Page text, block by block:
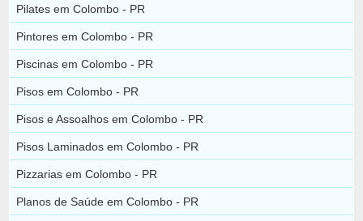
Pilates em Colombo - PR
Pintores em Colombo - PR
Piscinas em Colombo - PR
Pisos em Colombo - PR
Pisos e Assoalhos em Colombo - PR
Pisos Laminados em Colombo - PR
Pizzarias em Colombo - PR
Planos de Saúde em Colombo - PR